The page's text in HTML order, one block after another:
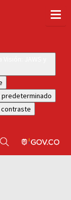
predeterminado